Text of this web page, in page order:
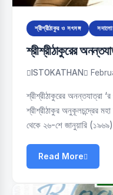
শ্রীশ্রীঠাকুর ও সৎসঙ্গ
শ্রীশ্রীঠাকুরের
ISTOKATHAN
শ্রীশ্রীঠাকুরের অনন্তযাত্রা
শ্রীশ্রীঠাকুর অনুকূলচন্দ্রের
থেকে ২৬-শে জানুয়ারি
Read More